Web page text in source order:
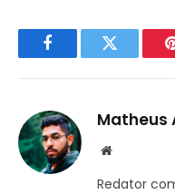
FacebookTwitter
Matheus
Website
Redator